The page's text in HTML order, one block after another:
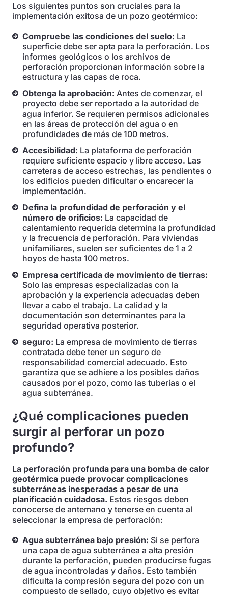
Los siguientes puntos son cruciales para la
implementación exitosa de un pozo geotérmico:
Compruebe las condiciones del suelo: La
superficie debe ser apta para la perforación. Los
informes geológicos o los archivos de
perforación proporcionan información sobre la
estructura y las capas de roca.
Obtenga la aprobación: Antes de comenzar, el
proyecto debe ser reportado a la autoridad de
agua inferior. Se requieren permisos adicionales
en las áreas de protección del agua o en
profundidades de más de 100 metros.
Accesibilidad: La plataforma de perforación
requiere suficiente espacio y libre acceso. Las
carreteras de acceso estrechas, las pendientes o
los edificios pueden dificultar o encarecer la
implementación.
Defina la profundidad de perforación y el
número de orificios: La capacidad de
calentamiento requerida determina la profundidad
y la frecuencia de perforación. Para viviendas
unifamiliares, suelen ser suficientes de 1 a 2
hoyos de hasta 100 metros.
Empresa certificada de movimiento de tierras:
Solo las empresas especializadas con la
aprobación y la experiencia adecuadas deben
llevar a cabo el trabajo. La calidad y la
documentación son determinantes para la
seguridad operativa posterior.
seguro: La empresa de movimiento de tierras
contratada debe tener un seguro de
responsabilidad comercial adecuado. Esto
garantiza que se adhiere a los posibles daños
causados por el pozo, como las tuberías o el
agua subterránea.
¿Qué complicaciones pueden
surgir al perforar un pozo
profundo?
La perforación profunda para una bomba de calor
geotérmica puede provocar complicaciones
subterráneas inesperadas a pesar de una
planificación cuidadosa. Estos riesgos deben
conocerse de antemano y tenerse en cuenta al
seleccionar la empresa de perforación:
Agua subterránea bajo presión: Si se perfora
una capa de agua subterránea a alta presión
durante la perforación, pueden producirse fugas
de agua incontroladas y daños. Esto también
dificulta la compresión segura del pozo con un
compuesto de sellado, cuyo objetivo es evitar